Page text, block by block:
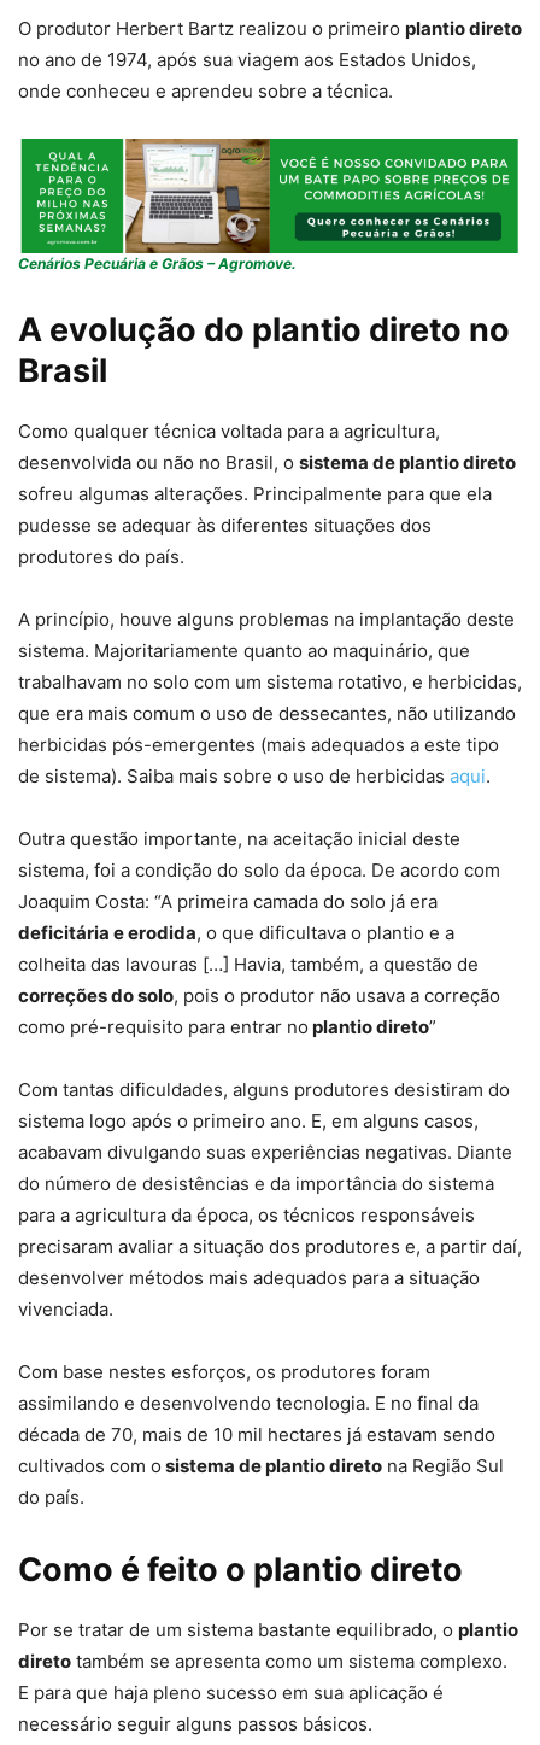
O produtor Herbert Bartz realizou o primeiro plantio direto
no ano de 1974, após sua viagem aos Estados Unidos,
onde conheceu e aprendeu sobre a técnica.
Cenários Pecuária e Grãos – Agromove.
A evolução do plantio direto no
Brasil
Como qualquer técnica voltada para a agricultura,
desenvolvida ou não no Brasil, o sistema de plantio direto
sofreu algumas alterações. Principalmente para que ela
pudesse se adequar às diferentes situações dos
produtores do país.
A princípio, houve alguns problemas na implantação deste
sistema. Majoritariamente quanto ao maquinário, que
trabalhavam no solo com um sistema rotativo, e herbicidas,
que era mais comum o uso de dessecantes, não utilizando
herbicidas pós-emergentes (mais adequados a este tipo
de sistema). Saiba mais sobre o uso de herbicidas aqui.
Outra questão importante, na aceitação inicial deste
sistema, foi a condição do solo da época. De acordo com
Joaquim Costa: “A primeira camada do solo já era
deficitária e erodida, o que dificultava o plantio e a
colheita das lavouras […] Havia, também, a questão de
correções do solo, pois o produtor não usava a correção
como pré-requisito para entrar no plantio direto”
Com tantas dificuldades, alguns produtores desistiram do
sistema logo após o primeiro ano. E, em alguns casos,
acabavam divulgando suas experiências negativas. Diante
do número de desistências e da importância do sistema
para a agricultura da época, os técnicos responsáveis
precisaram avaliar a situação dos produtores e, a partir daí,
desenvolver métodos mais adequados para a situação
vivenciada.
Com base nestes esforços, os produtores foram
assimilando e desenvolvendo tecnologia. E no final da
década de 70, mais de 10 mil hectares já estavam sendo
cultivados com o sistema de plantio direto na Região Sul
do país.
Como é feito o plantio direto
Por se tratar de um sistema bastante equilibrado, o plantio
direto também se apresenta como um sistema complexo.
E para que haja pleno sucesso em sua aplicação é
necessário seguir alguns passos básicos.